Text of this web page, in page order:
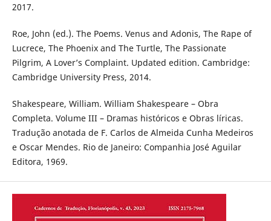
2017.
Roe, John (ed.). The Poems. Venus and Adonis, The Rape of
Lucrece, The Phoenix and The Turtle, The Passionate
Pilgrim, A Lover’s Complaint. Updated edition. Cambridge:
Cambridge University Press, 2014.
Shakespeare, William. William Shakespeare – Obra
Completa. Volume III – Dramas históricos e Obras líricas.
Tradução anotada de F. Carlos de Almeida Cunha Medeiros
e Oscar Mendes. Rio de Janeiro: Companhia José Aguilar
Editora, 1969.